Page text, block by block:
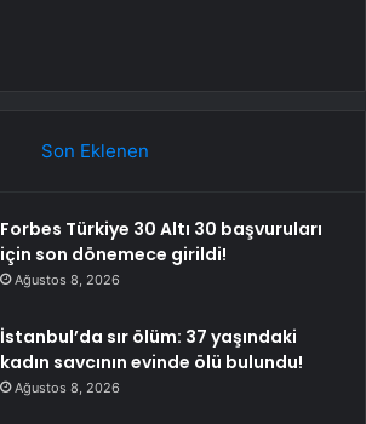
Son Eklenen
Forbes Türkiye 30 Altı 30 başvuruları
için son dönemece girildi!
Ağustos 8, 2026
İstanbul’da sır ölüm: 37 yaşındaki
kadın savcının evinde ölü bulundu!
Ağustos 8, 2026